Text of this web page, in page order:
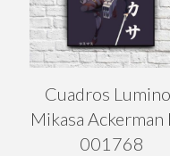
Cuadros
Mikasa Ackerman
001768